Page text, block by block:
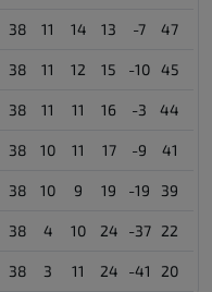
38 11 14 13 -7 47
38 11 12 15 -10 45
38 11 11 16 -3 44
38 10 11 17 -9 41
38 10 9 19 -19 39
38 4 10 24 -37 22
38 3 11 24 -41 20